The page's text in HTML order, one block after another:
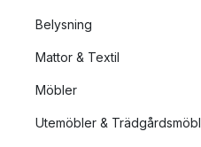
Belysning
Mattor & Textil
Möbler
Utemöbler &